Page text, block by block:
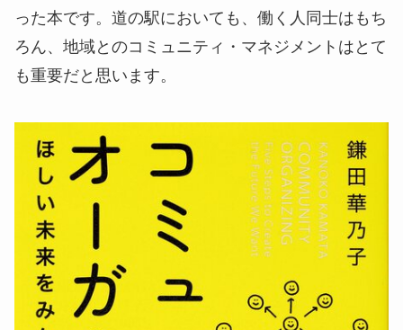
った本です。道の駅においても、働く人同士はもち
ろん、地域とのコミュニティ・マネジメントはとて
も重要だと思います。